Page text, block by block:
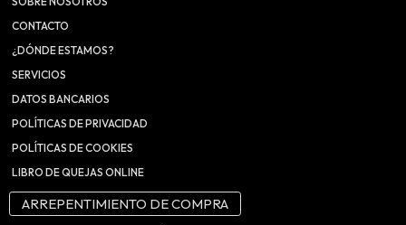
CONTACTO
¿DÓNDE ESTAMOS?
SERVICIOS
DATOS BANCARIOS
POLÍTICAS DE PRIVACIDAD
POLÍTICAS DE COOKIES
LIBRO DE QUEJAS ONLINE
ARREPENTIMIENTO DE COMPRA